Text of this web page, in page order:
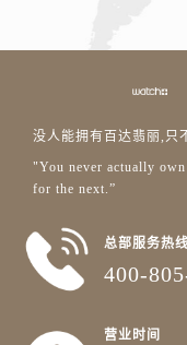
没人能拥有百达翡丽,只
"You never actually
for the next.”
总部服务热线
400-
营业时间